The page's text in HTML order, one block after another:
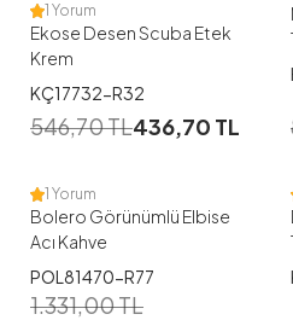
1 Yorum
Ekose Desen Scuba Etek
Krem
KÇ17732-R32
546,70TL436,70 TL
38 40 42 44 46
48
1 Yorum
Bolero Görünümlü Elbise
Acı Kahve
POL81470-R77
1.331,00TL